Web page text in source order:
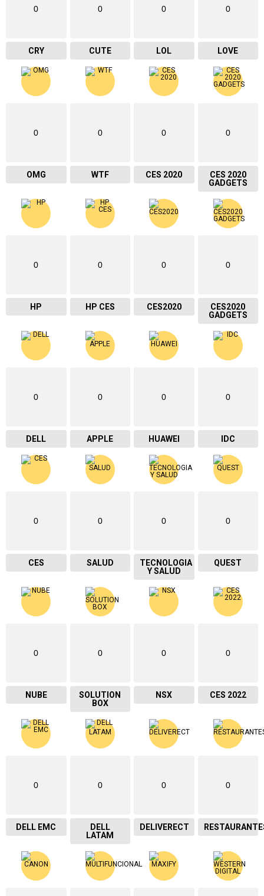
0
CRY
0
CUTE
0
LOL
0
LOVE
0
OMG
0
WTF
0
CES 2020
0
CES 2020
GADGETS
0
HP
0
HP CES
0
CES2020
0
CES2020
GADGETS
0
DELL
0
APPLE
0
HUAWEI
0
IDC
0
CES
0
SALUD
0
TECNOLOGIA
Y SALUD
0
QUEST
0
NUBE
0
SOLUTION
BOX
0
NSX
0
CES 2022
0
DELL EMC
0
DELL
LATAM
0
DELIVERECT
0